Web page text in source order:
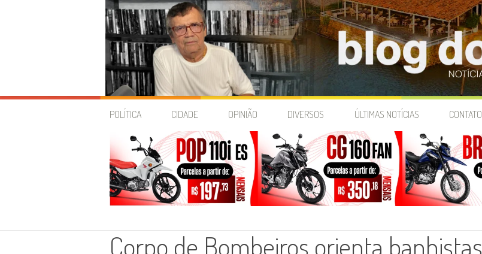
Skip
POLÍTICA CIDADE OPINIÃO DIVERSOS ÚLTIMAS NOTÍCIAS CONTATO
Corpo de Bombeiros orienta banhistas